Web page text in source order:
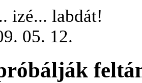
izé... labdát!
05. 12.